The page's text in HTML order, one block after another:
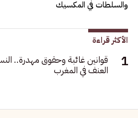
والسلطات في المكسيك
الأكثر قراءة
قوانين غائبة وحقوق مهدرة..
العنف في المغرب